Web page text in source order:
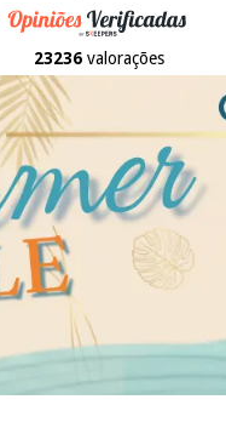
23236valorações